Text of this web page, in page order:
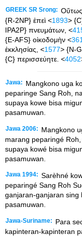
GREEK SR Srong:
{R-2NP} ἐπεὶ <1893>
IPA2P} πνευμάτων, <
{E-AFS} οἰκοδομὴν <
ἐκκλησίας, <1577> {N-
{C} περισσεύητε. <4052
Jawa:
Mangkono uga
peparinge Sang Roh,
supaya kowe bisa
pasamuwan.
Jawa 2006:
Mangkono
marang peparingé
supaya kowé bisa
pasamuwan.
Jawa 1994: Sarèhné
peparingé Sang Roh
ganjaran-ganjaran sing
pasamuwan.
Jawa-Suriname:
Para
kapinteran-kapinteran